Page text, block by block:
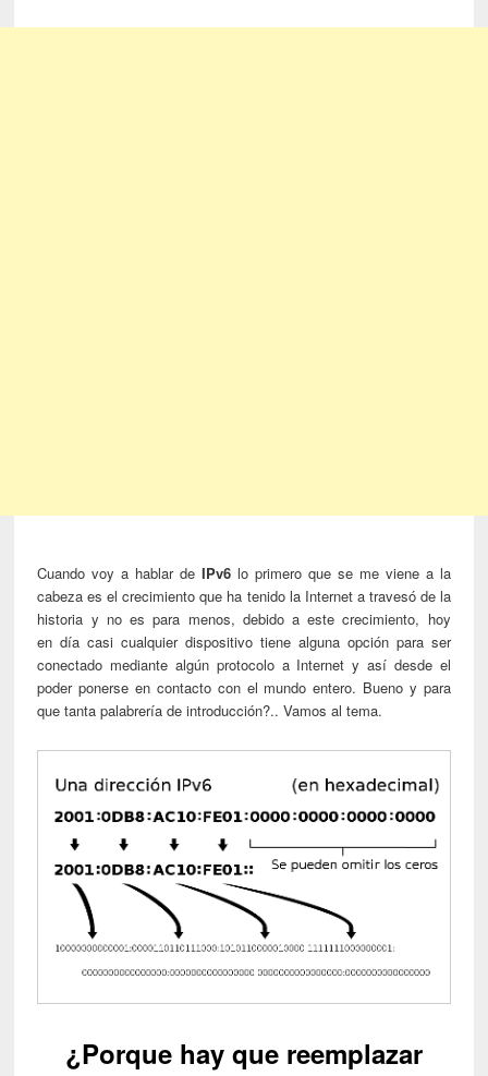
Cuando voy a hablar deIPv6 lo primero que se me viene a la
cabeza es el crecimiento que ha tenido la Internet a travesó de la
historia y no es para menos, debido a este crecimiento, hoy
en día casi cualquier dispositivo tiene alguna opción para ser
conectado mediante algún protocolo a Internet y así desde el
poder ponerse en contacto con el mundo entero. Bueno y para
que tanta palabrería de introducción?.. Vamos al tema.
¿Porque hay que reemplazar